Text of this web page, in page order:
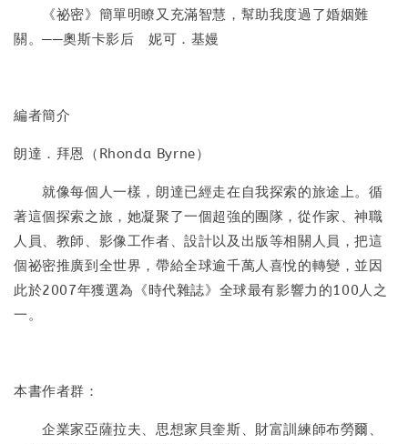
《祕密》簡單明瞭又充滿智慧，幫助我度過了婚姻難
關。──奧斯卡影后 妮可．基嫚
編者簡介
朗達．拜恩（Rhonda Byrne）
就像每個人一樣，朗達已經走在自我探索的旅途上。循
著這個探索之旅，她凝聚了一個超強的團隊，從作家、神職
人員、教師、影像工作者、設計以及出版等相關人員，把這
個祕密推廣到全世界，帶給全球逾千萬人喜悅的轉變，並因
此於2007年獲選為《時代雜誌》全球最有影響力的100人之
一。
本書作者群：
企業家亞薩拉夫、思想家貝奎斯、財富訓練師布勞爾、